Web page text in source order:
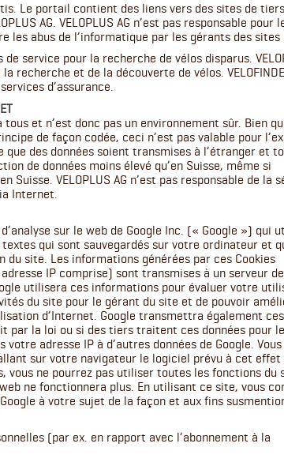
Le portail contient des liens vers des sites de
AG. VELOPLUS AG n’est pas responsable pour
les abus de l’informatique par les gérants des sites
service pour la recherche de vélos disparus.
recherche et de la découverte de vélos.
d’assurance.
et n’est donc pas un environnement sûr. Bien
de façon codée, ceci n’est pas valable pour
des données soient transmises à l’étranger et
de données moins élevé qu’en Suisse, même si
VELOPLUS AG n’est pas responsable de la
Internet.
sur le web de Google Inc. (« Google ») qui
textes qui sont sauvegardés sur votre ordinateur et
site. Les informations générées par ces Cookies
IP comprise) sont transmises à un serveur de
utilisera ces informations pour évaluer votre
du site pour le gérant du site et de pouvoir
d’Internet. Google transmettra également ces
par la loi ou si des tiers traitent ces données pour
votre adresse IP à d’autres données de Google.
sur votre navigateur le logiciel prévu à cet effet
vous ne pourrez pas utiliser toutes les fonctions du
ne fonctionnera plus. En utilisant ce site, vous
à votre sujet de la façon et aux fins
(par ex. en rapport avec l’abonnement à la